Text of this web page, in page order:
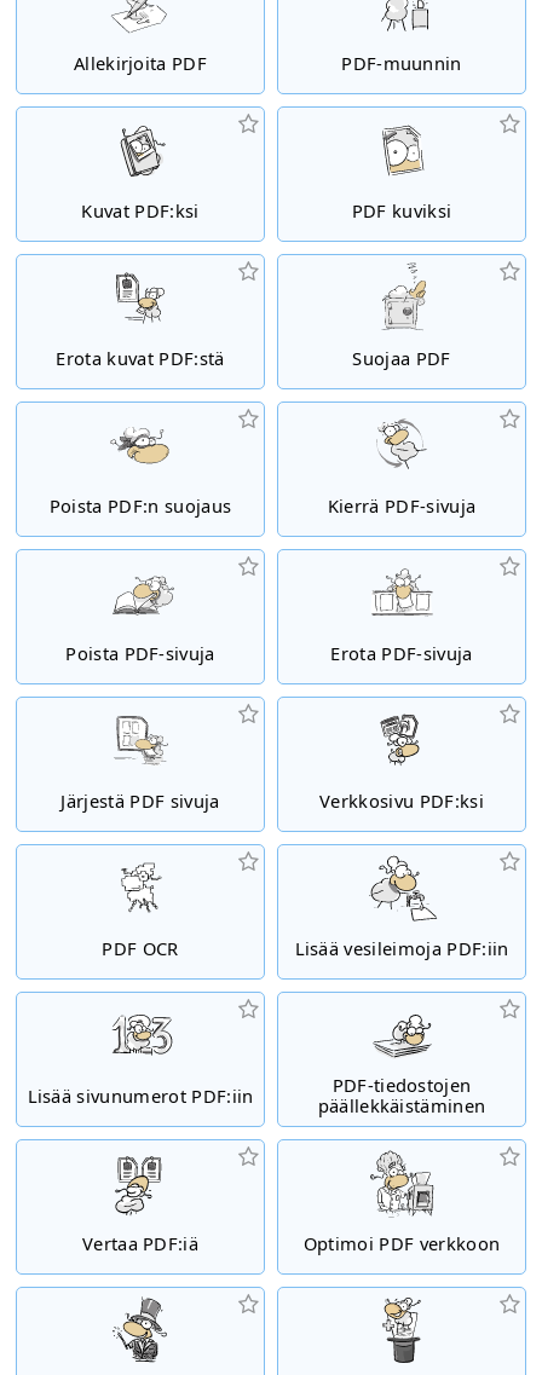
Allekirjoita PDF PDF-muunnin
Kuvat PDF:ksi PDF kuviksi
Erota kuvat PDF:stä Suojaa PDF
Poista PDF:n suojaus Kierrä PDF-sivuja
Poista PDF-sivuja Erota PDF-sivuja
Järjestä PDF sivuja Verkkosivu PDF:ksi
PDF OCR Lisää vesileimoja PDF:iin
Lisää sivunumerot PDF:iin
PDF-tiedostojen
päällekkäistäminen
Vertaa PDF:iä Optimoi PDF verkkoon